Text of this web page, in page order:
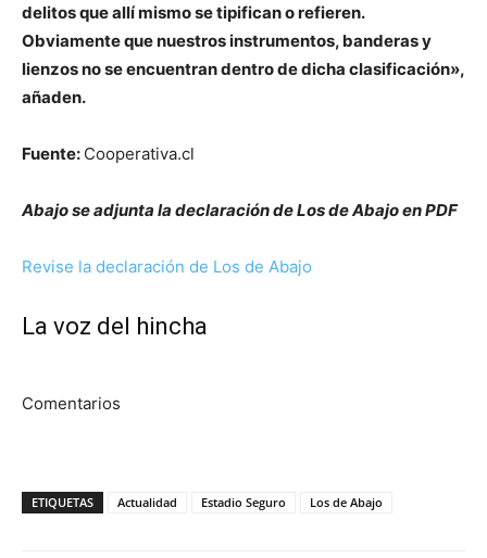
delitos que allí mismo se tipifican o refieren.
Obviamente que nuestros instrumentos, banderas y
lienzos no se encuentran dentro de dicha clasificación»,
añaden.
Fuente: Cooperativa.cl
Abajo se adjunta la declaración de Los de Abajo en PDF
Revise la declaración de Los de Abajo
La voz del hincha
Comentarios
ETIQUETAS Actualidad Estadio Seguro Los de Abajo